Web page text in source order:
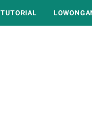
TUTORIAL